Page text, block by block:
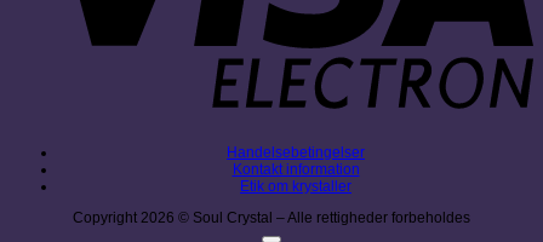
Handelsebetingelser
Kontakt information
Etik om krystaller
Copyright 2026 © Soul Crystal – Alle rettigheder forbeholdes